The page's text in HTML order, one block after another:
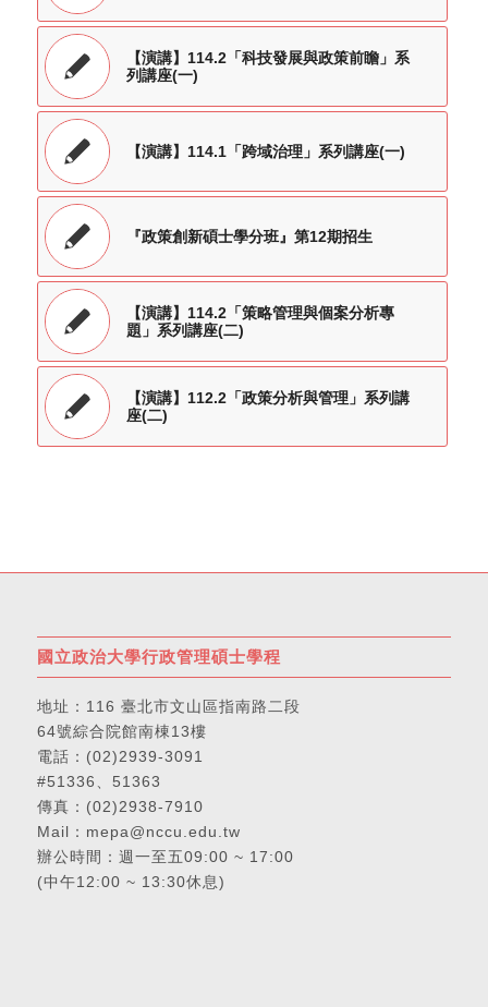
【演講】114.2「科技發展與政策前瞻」系
列講座(一)
【演講】114.1「跨域治理」系列講座(一)
『政策創新碩士學分班』第12期招生
【演講】114.2「策略管理與個案分析專
題」系列講座(二)
【演講】112.2「政策分析與管理」系列講
座(二)
國立政治大學行政管理碩士學程
地址： 116 臺北市文山區指南路二段
64號綜合院館南棟13樓
電話： (02)2939-3091
#51336、51363
傳真：(02)2938-7910
Mail： mepa@nccu.edu.tw
辦公時間：週一至五09:00 ~ 17:00
(中午12:00 ~ 13:30休息)